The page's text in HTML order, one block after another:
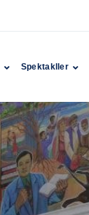
Spektakller